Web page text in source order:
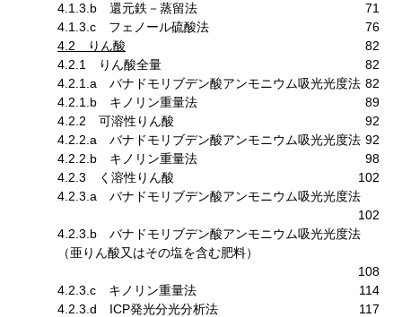
4.1.3.b 還元鉄－蒸留法
71
4.1.3.c フェノール硫酸法
76
4.2 りん酸
82
4.2.1 りん酸全量
82
4.2.1.a バナドモリブデン酸アンモニウム吸光光度法 82
4.2.1.b キノリン重量法
89
4.2.2 可溶性りん酸
92
4.2.2.a バナドモリブデン酸アンモニウム吸光光度法 92
4.2.2.b キノリン重量法
98
4.2.3 く溶性りん酸
102
4.2.3.a バナドモリブデン酸アンモニウム吸光光度法
102
4.2.3.b バナドモリブデン酸アンモニウム吸光光度法
（亜りん酸又はその塩を含む肥料）
108
4.2.3.c キノリン重量法
114
4.2.3.d ICP発光分光分析法
117